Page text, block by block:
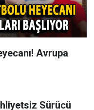
Avrupa
Sürücü